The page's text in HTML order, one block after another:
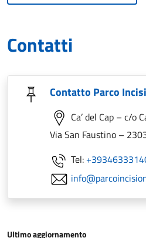
Contatti
Contatto Parco
Ca’ del Cap – c/o
Via San Faustino –
Tel:
Ultimo aggiornamento